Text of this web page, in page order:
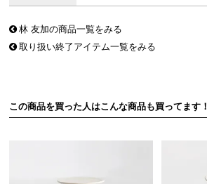
林 友加の商品一覧をみる
取り扱い終了アイテム一覧をみる
この商品を買った人はこんな商品も買ってます！